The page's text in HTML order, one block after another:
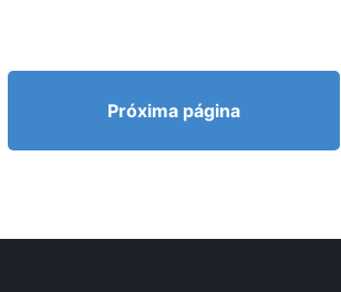
Próxima página